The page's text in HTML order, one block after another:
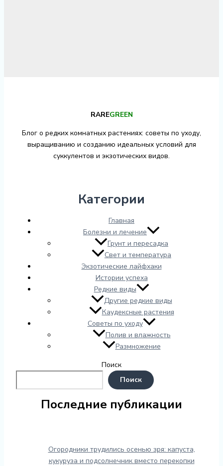
RAREGREEN
Блог о редких комнатных растениях: советы по уходу,
выращиванию и созданию идеальных условий для
суккулентов и экзотических видов.
Категории
Главная
Болезни и лечение
Грунт и пересадка
Свет и температура
Экзотические лайфхаки
Истории успеха
Редкие виды
Другие редкие виды
Каудексные растения
Советы по уходу
Полив и влажность
Размножение
Поиск
Поиск
Последние публикации
Огородники трудились осенью зря: капуста,
кукуруза и подсолнечник вместо перекопки